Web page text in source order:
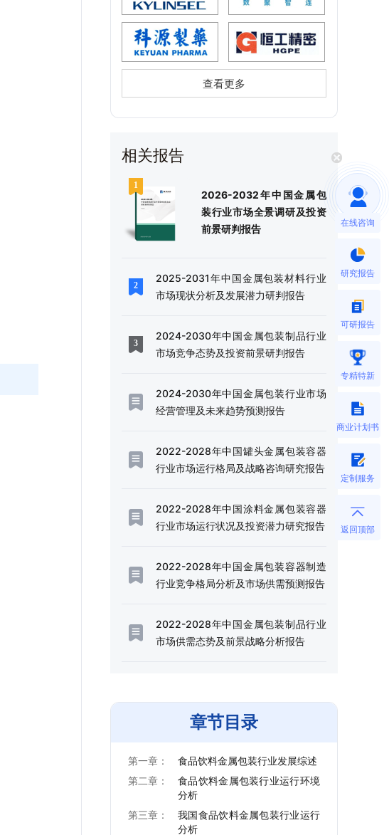
查看更多
相关报告
2026-2032年中国金属包
装行业市场全景调研及投资
前景研判报告
2025-2031年中国金属包装材料行业
市场现状分析及发展潜力研判报告
2024-2030年中国金属包装制品行业
市场竞争态势及投资前景研判报告
2024-2030年中国金属包装行业市场
经营管理及未来趋势预测报告
2022-2028年中国罐头金属包装容器
行业市场运行格局及战略咨询研究报告
2022-2028年中国涂料金属包装容器
行业市场运行状况及投资潜力研究报告
2022-2028年中国金属包装容器制造
行业竞争格局分析及市场供需预测报告
2022-2028年中国金属包装制品行业
市场供需态势及前景战略分析报告
章节目录
第一章：
食品饮料金属包装行业发展综述
第二章：
食品饮料金属包装行业运行环境
分析
第三章：
我国食品饮料金属包装行业运行
分析
在线咨询
研究报告
可研报告
专精特新
商业计划书
定制服务
返回顶部